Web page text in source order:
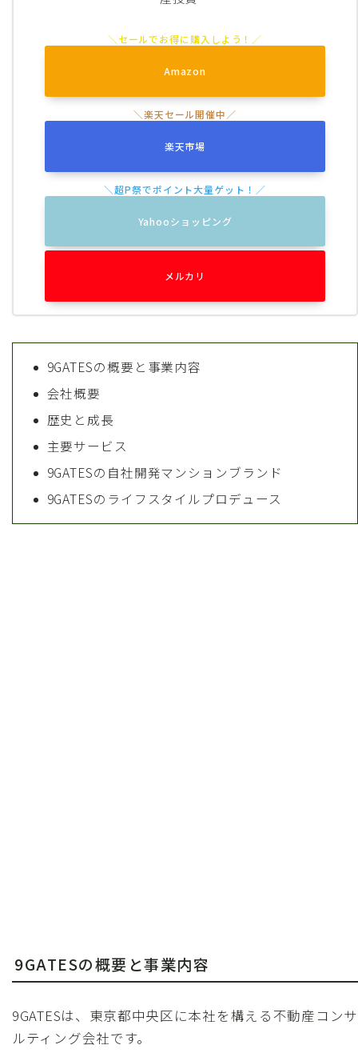
Amazon
楽天市場
Yahooショッピング
メルカリ
9GATESの概要と事業内容
会社概要
歴史と成長
主要サービス
9GATESの自社開発マンションブランド
9GATESのライフスタイルプロデュース
9GATESの概要と事業内容
9GATESは、東京都中央区に本社を構える不動産コンサ
ルティング会社です。